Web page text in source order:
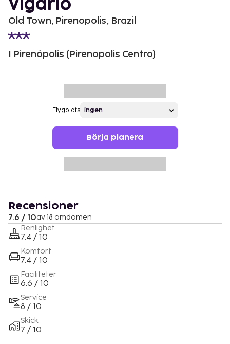
Vigário
Old Town, Pirenopolis, Brazil
I Pirenópolis (Pirenopolis Centro)
Flygplats
Börja planera
Recensioner
7.6 / 10av 18 omdömen
Renlighet
7.4 / 10
Komfort
7.4 / 10
Faciliteter
6.6 / 10
Service
8 / 10
Skick
7 / 10